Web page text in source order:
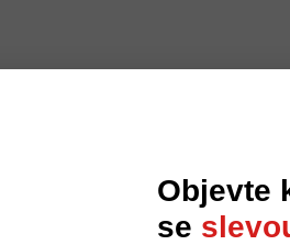
Objevte
se